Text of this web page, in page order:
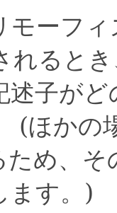
モーフ
れると
述子が
(ほかの
め、
ます。)